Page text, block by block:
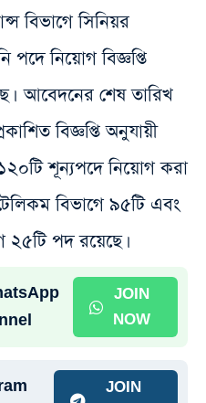
বিভাগে সিনিয়র
পদে নিয়োগ বিজ্ঞপ্তি
আবেদনের শেষ তারিখ
বিজ্ঞপ্তি অনুযায়ী
শূন্যপদে নিয়োগ করা
বিভাগে ৯৫টি এবং
২৫টি পদ রয়েছে।
JOIN
NOW
JOIN